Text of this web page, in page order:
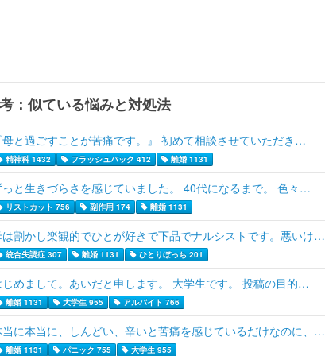
：似ている悩みと対処法
母と過ごすことが苦痛です。』 初めて相談させていただき…
精神科 1432 フラッシュバック 412 離婚 1131
っと生きづらさを感じていました。 40代になるまで。 色々…
リストカット 756 副作用 174 離婚 1131
は割かし楽観的でひとが好きで下品でナルシストです。悪いけ…
統合失調症 307 離婚 1131 ひとりぼっち 201
じめまして。あいだと申します。 大学生です。 投稿の目的…
離婚 1131 大学生 955 アルバイト 766
当に本当に、しんどい、辛いと苦痛を感じているだけなのに、…
離婚 1131 パニック 755 大学生 955